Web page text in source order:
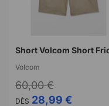
Volcom
DÈS 28,99 €
60,00 €